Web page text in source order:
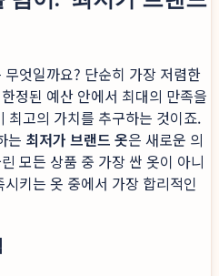
엇일까요? 단순히 가장 저렴한
정된 예산 안에서 최대의 만족을
최고의 가치를 추구하는 것이죠.
는 최저가 브랜드 옷은 새로운 의
모든 상품 중 가장 싼 옷이 아니
키는 옷 중에서 가장 합리적인